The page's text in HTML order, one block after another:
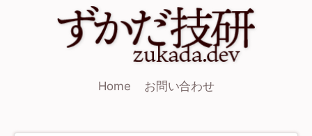
Home お問い合わせ